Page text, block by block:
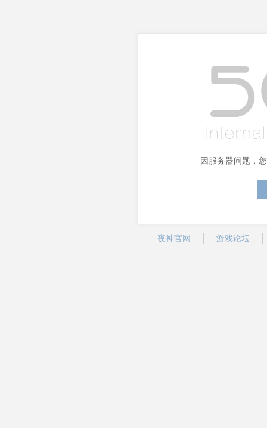
因服务器问题，
夜神官网 游戏论坛